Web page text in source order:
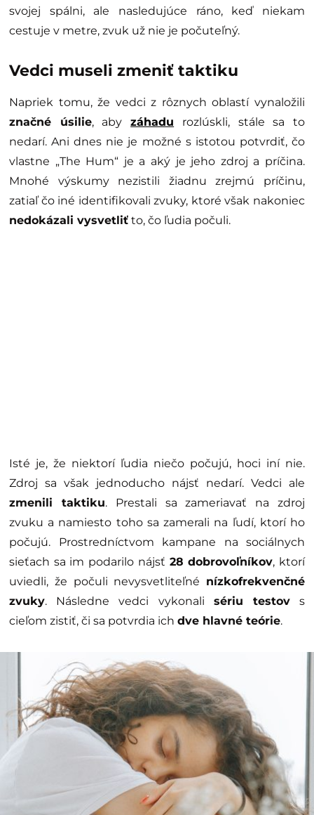
svojej spálni, ale nasledujúce ráno, keď niekam
cestuje v metre, zvuk už nie je počuteľný.
Vedci museli zmeniť taktiku
Napriek tomu, že vedci z rôznych oblastí vynaložili
značné úsilie, abyzáhadu rozlúskli, stále sa to
nedarí. Ani dnes nie je možné s istotou potvrdiť, čo
vlastne „The Hum“ je a aký je jeho zdroj a príčina.
Mnohé výskumy nezistili žiadnu zrejmú príčinu,
zatiaľ čo iné identifikovali zvuky, ktoré však nakoniec
nedokázali vysvetliť to, čo ľudia počuli.
Isté je, že niektorí ľudia niečo počujú, hoci iní nie.
Zdroj sa však jednoducho nájsť nedarí. Vedci ale
zmenili taktiku. Prestali sa zameriavať na zdroj
zvuku a namiesto toho sa zamerali na ľudí, ktorí ho
počujú. Prostredníctvom kampane na sociálnych
sieťach sa im podarilo nájsť 28 dobrovoľníkov, ktorí
uviedli, že počuli nevysvetliteľné nízkofrekvenčné
zvuky. Následne vedci vykonali sériu testovs
cieľom zistiť, či sa potvrdia ich dve hlavné teórie.